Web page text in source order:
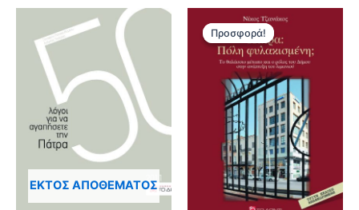
ΕΚΤΌΣ ΑΠΟΘΈΜΑΤΟΣ
Προσφορά!
Προσφορά!